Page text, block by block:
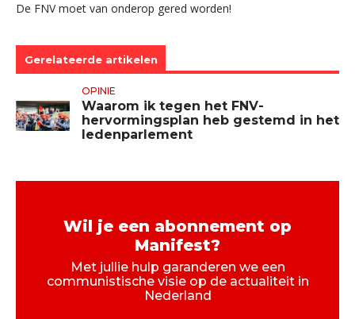
De FNV moet van onderop gered worden!
Gerelateerde artikelen
OPINIE
Waarom ik tegen het FNV-
hervormingsplan heb gestemd in het
ledenparlement
Wil je een abonnement op
Manifest?
Met jullie hulp garanderen we een
communistische visie op de actualiteit in
Nederland